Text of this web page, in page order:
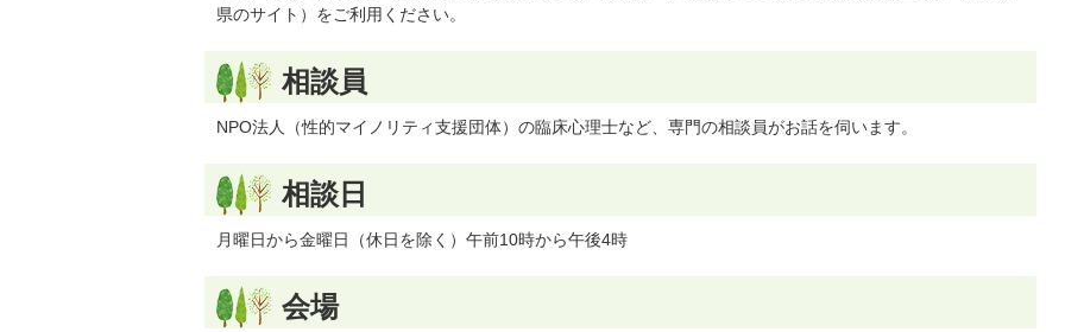
県のサイト）をご利用ください。
相談員
NPO法人（性的マイノリティ支援団体）の臨床心理士など、専門の相談員がお話を伺います。
相談日
月曜日から金曜日（休日を除く）午前10時から午後4時
会場